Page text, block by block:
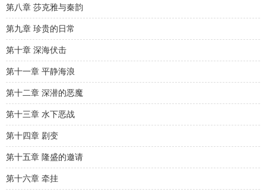
第八章 莎克雅与秦韵
第九章 珍贵的日常
第十章 深海伏击
第十一章 平静海浪
第十二章 深潜的恶魔
第十三章 水下恶战
第十四章 剧变
第十五章 隆盛的邀请
第十六章 牵挂